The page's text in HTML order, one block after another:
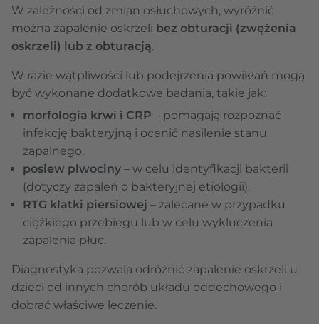
W zależności od zmian osłuchowych, wyróżnić
można zapalenie oskrzeli bez obturacji (zwężenia
oskrzeli) lub z obturacją.
W razie wątpliwości lub podejrzenia powikłań mogą
być wykonane dodatkowe badania, takie jak:
morfologia krwi i CRP – pomagają rozpoznać
infekcję bakteryjną i ocenić nasilenie stanu
zapalnego,
posiew plwociny – w celu identyfikacji bakterii
(dotyczy zapaleń o bakteryjnej etiologii),
RTG klatki piersiowej – zalecane w przypadku
ciężkiego przebiegu lub w celu wykluczenia
zapalenia płuc.
Diagnostyka pozwala odróżnić zapalenie oskrzeli u
dzieci od innych chorób układu oddechowego i
dobrać właściwe leczenie.